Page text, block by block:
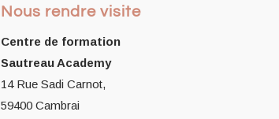
Nous rendre visite
Centre de formation
Sautreau Academy
14 Rue Sadi Carnot,
59400 Cambrai